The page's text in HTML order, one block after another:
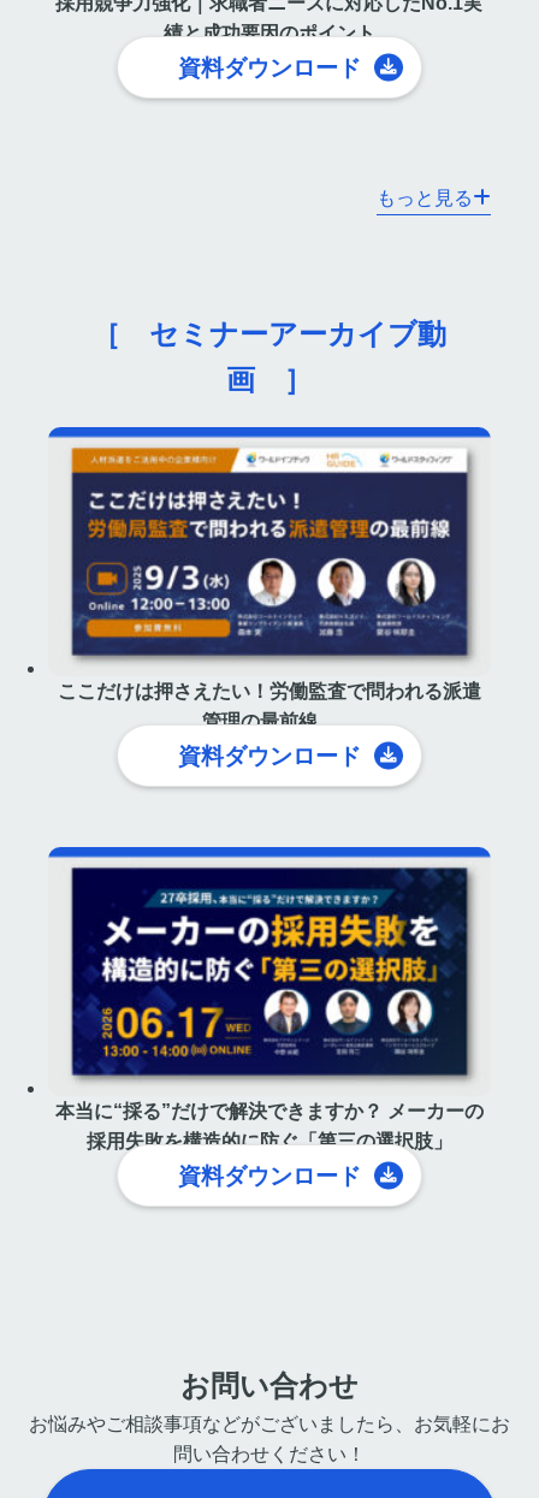
績と成功要因のポイント
資料ダウンロード
もっと見る
［ セミナーアーカイブ動
画 ］
ここだけは押さえたい！労働監査で問われる派遣
管理の最前線。
資料ダウンロード
本当に“採る”だけで解決できますか？ メーカーの
採用失敗を構造的に防ぐ「第三の選択肢」
資料ダウンロード
お問い合わせ
お悩みやご相談事項などがございましたら、お気軽にお
問い合わせください！